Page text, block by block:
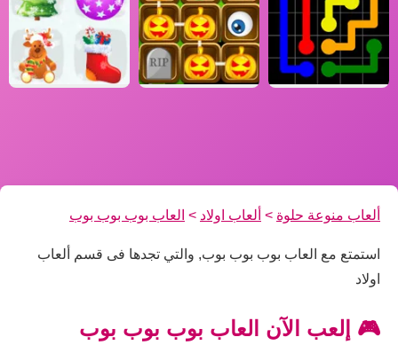
ألعاب منوعة حلوة > ألعاب اولاد > العاب بوب بوب بوب
استمتع مع العاب بوب بوب بوب, والتي تجدها فى قسم ألعاب
اولاد
🎮 إلعب الآن العاب بوب بوب بوب